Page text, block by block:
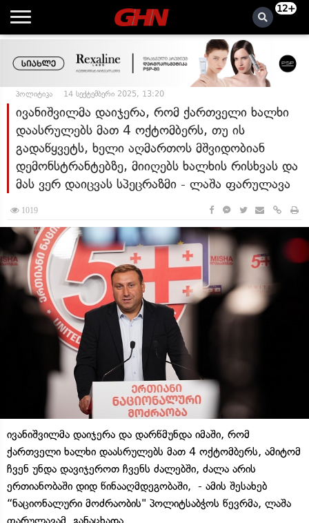
12+
პოლიტიკა 14 სექტემბერი 2025, 13:20
ივანიშვილმა დაიჯერა, რომ ქართველი ხალხი
დაასრულებს მათ 4 ოქტომბერს, თუ ის
გადაწყვეტს, ხელი აღმართოს მშვიდობიან
დემონსტრანტებზე, მიიღებს ხალხის რისხვას და
მას ვერ დაიცვას სპეცრაზმი - ლაშა ფარულავა
1019
ივანიშვილმა დაიჯერა და დარწმუნდა იმაში, რომ
ქართველი ხალხი დაასრულებს მათ 4 ოქტომბერს, ამიტომ
ჩვენ უნდა დავიჯეროთ ჩვენს ძალებში, ძალა არის
ერთიანობაში დიდ წინააღმდეგობაში, - ამის შესახებ
“ნაციონალური მოძრაობის" პოლიტსაბჭოს წევრმა, ლაშა